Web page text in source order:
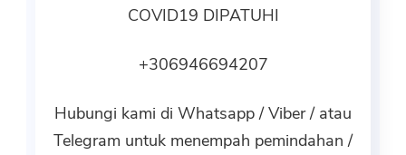
COVID19 DIPATUHI
+306946694207
Hubungi kami di Whatsapp / Viber / atau
Telegram untuk menempah pemindahan /